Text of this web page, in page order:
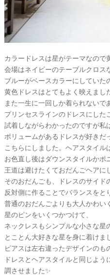
カラードレスは星がテーマなので
会場はネイビーのテーブルクロス
ブルーがベースカラーにしていた
黄色ドレスはとてもよく映えまし
また一生に一回しか着られないで
プリンセスラインのドレスにした
試着しながらわかったのですが私
ボリュームがあるドレスが好きだ
こちらにしました。ヘアスタイル
お色直し後はダウンスタイルかポ
王道は避けたくておだんごヘアに
そのおだんごも、ドレスのサイド
反対側に作ることでバランスをと
普通のおだんごよりも大人かわい
星のピンをいくつかつけて、
ネックレスもシンプルな小さな星
とことん大好きな星を身に着けま
ピアスは左右違ったデザインのも
ドレスとヘアスタイルと同じよ
調させました✨